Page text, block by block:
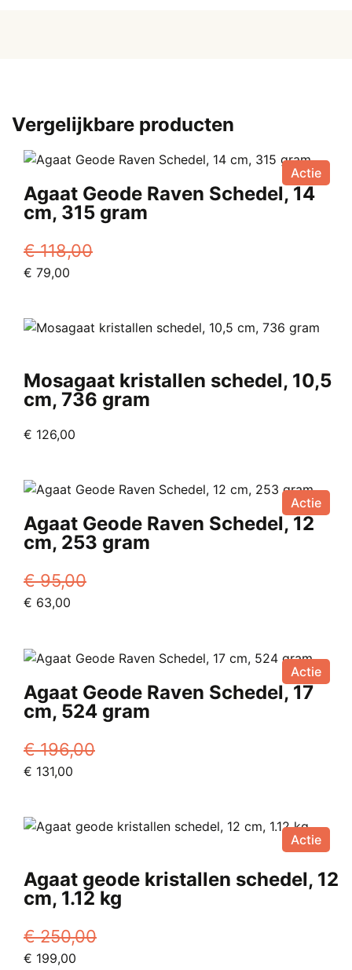
Vergelijkbare producten
Actie
Agaat Geode Raven Schedel, 14
cm, 315 gram
€118,00
Oorspronkelijke
€ 118,00.
€ 79,00
€ 79,00.
Mosagaat kristallen schedel, 10,5
cm, 736 gram
€ 126,00
Actie
Agaat Geode Raven Schedel, 12
cm, 253 gram
€95,00
Oorspronkelijke
€ 95,00.
€ 63,00
€ 63,00.
Actie
Agaat Geode Raven Schedel, 17
cm, 524 gram
€196,00
Oorspronkelijke
€ 196,00.
€ 131,00
€ 131,00.
Actie
Agaat geode kristallen schedel, 12
cm, 1.12 kg
€250,00
Oorspronkelijke
€ 199,00